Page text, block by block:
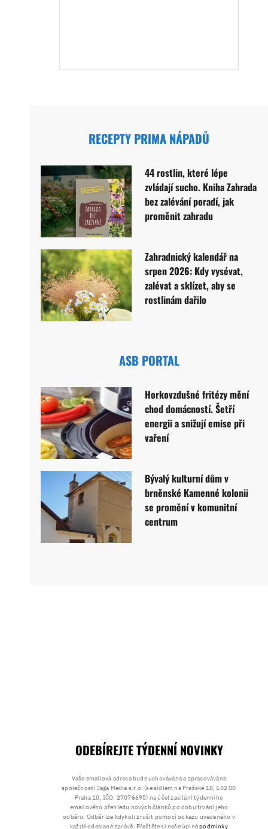
RECEPTY PRIMA NÁPADŮ
44 rostlin, které lépe
zvládají sucho. Kniha Zahrada
bez zalévání poradí, jak
proměnit zahradu
Zahradnický kalendář na
srpen 2026: Kdy vysévat,
zalévat a sklízet, aby se
rostlinám dařilo
ASB PORTAL
Horkovzdušné fritézy mění
chod domácností. Šetří
energii a snižují emise při
vaření
Bývalý kulturní dům v
brněnské Kamenné kolonii
se promění v komunitní
centrum
ODEBÍREJTE TÝDENNÍ NOVINKY
Vaše emailová adresa bude uchovávána a zpracovávána
společností Jaga Media s.r.o. (se sídlem na Pražské 18, 102 00
Praha 10, IČO: 27076695) na účel zasílání týdenního
emailového přehledu nových článků po dobu trvání jeho
odběru. Odběr lze kdykoli zrušit pomocí odkazu uvedeného v
každé odeslané zprávě. Přečtěte si naše úplnépodmínky